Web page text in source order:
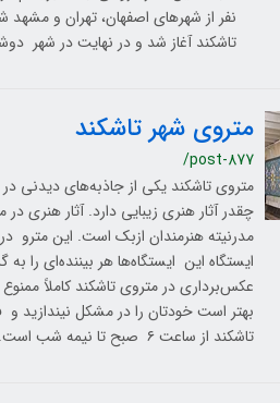
نفر از شهرهای اصفهان، تهران و مشهد
تاشکند آغاز شد و در نهایت در شهر
متروی شهر تاشکند
/post-877
متروی تاشکند یکی از جاذبه‌های دیدنی
چقدر آثار هنری زیبایی دارد. آثار هنری
ایستگاه این ایستگاه‌ها هر بیننده‌ای را
عکس‌برداری در متروی تاشکند کاملاً
بهتر است خودتان را در مشکل نیندازید و
تاشکند از ساعت ۶ صبح تا نیمه شب است.